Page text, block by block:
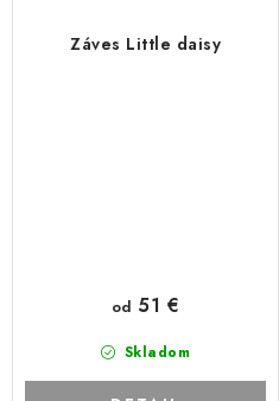
Záves Little daisy
Skladom
od 51 €